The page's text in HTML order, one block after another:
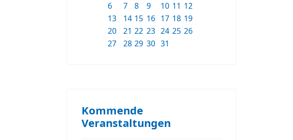
6
7 8 9 10 11 12
13
14 15 16 17 18 19
20
21 22 23 24 25 26
27
28 29 30 31
Kommende
Veranstaltungen